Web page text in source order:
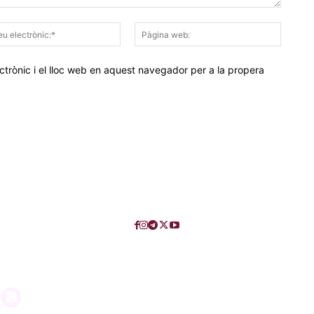
Correu
electrònic:*
web:
i el lloc web en aquest navegador per a la propera